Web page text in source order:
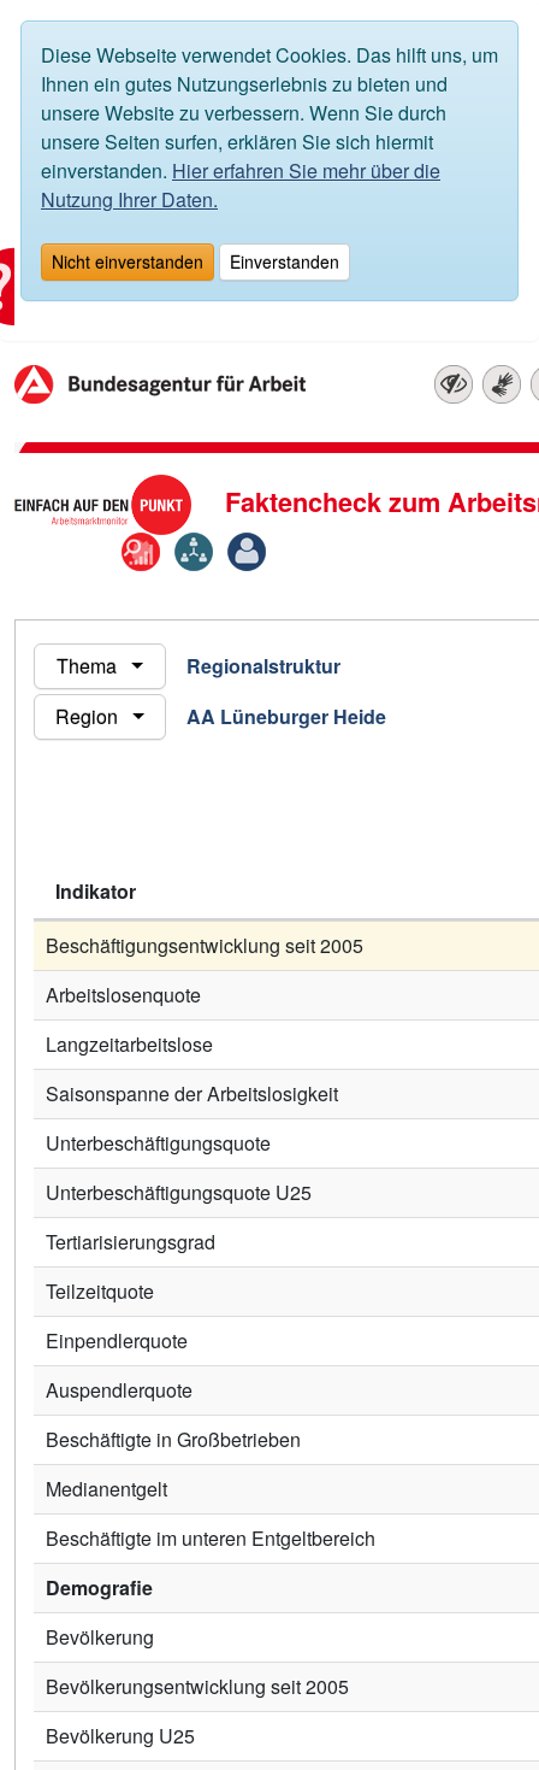
Diese Webseite verwendet Cookies. Das hilft uns, um
Ihnen ein gutes Nutzungserlebnis zu bieten und
unsere Website zu verbessern. Wenn Sie durch
unsere Seiten surfen, erklären Sie sich hiermit
einverstanden. Hier erfahren Sie mehr über die
Nutzung Ihrer Daten.
Nicht einverstanden Einverstanden
Faktencheck zum
Schalter
zur
Modifikation
Thema
Regionalstruktur
Region
AA Lüneburger Heide
Indikator
Indikator
Arbeitsmarkt
Beschäftigungsquote (svB)
Beschäftigte (svB)
Beschäftigungsquote Frauen
Beschäftigungsentwicklung seit 2005
Arbeitslosenquote
Langzeitarbeitslose
Saisonspanne der Arbeitslosigkeit
Unterbeschäftigungsquote
Unterbeschäftigungsquote U25
Tertiarisierungsgrad
Teilzeitquote
Einpendlerquote
Auspendlerquote
Beschäftigte in Großbetrieben
Medianentgelt
Beschäftigte im unteren Entgeltbereich
Demografie
Bevölkerung
Bevölkerungsentwicklung seit 2005
Bevölkerung U25